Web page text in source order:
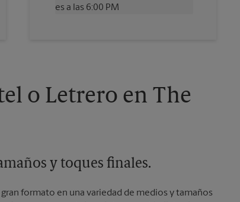
Domingo
Sin Recolección
es a las 6:00 PM
Sin Recolección
Lunes
6:00 PM
o Letrero en The
y toques finales.
formato en una variedad de medios y tamaños